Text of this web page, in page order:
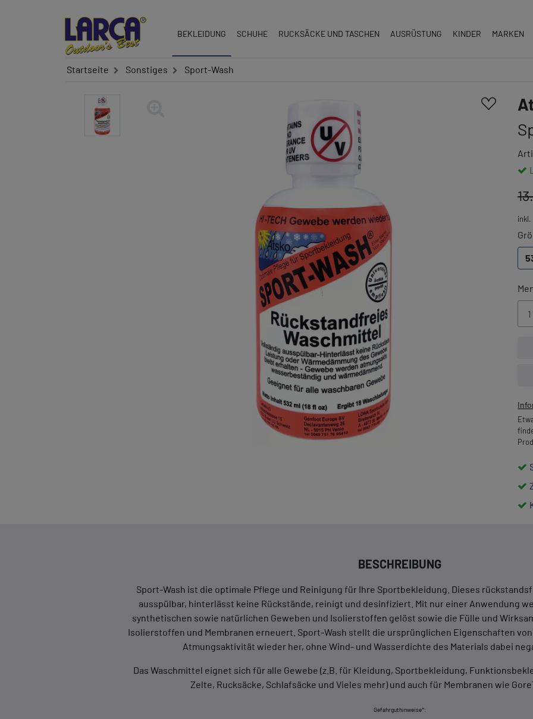
BEKLEIDUNG SCHUHE RUCKSÄCKE UND TASCHEN AUSRÜSTUNG KINDER MARKEN
Startseite Sonstiges Sport-Wash
BESCHREIBUNG
Sport-Wash ist die optimale Pflege und Reinigung für Ihre Sportbekleidung. Dieses
ausspülbar, hinterlässt keine Rückstände, reinigt und desinfiziert. Mit nur einer Anwendung
synthetischen sowie natürlichen Geweben und Isolierstoffen gelöst sowie die Fülle und
Isolierstoffen und Membranen erneuert. Sport-Wash stellt die ursprünglichen Eigenschaften
Atmungsaktivität wieder her, ohne Wind- und Wasserdichte des Materials dabei
Das Waschmittel eignet sich für alle Gewebe (z.B. für Kleidung, Sportbekleidung,
Zelte, Rucksäcke, Schlafsäcke und Vieles mehr) und auch für Membranen wie
Gefahrguthinweise*: